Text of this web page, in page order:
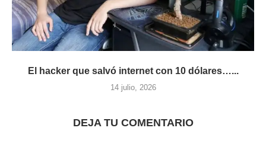
El hacker que salvó internet con 10 dólares…...
14 julio, 2026
DEJA TU COMENTARIO